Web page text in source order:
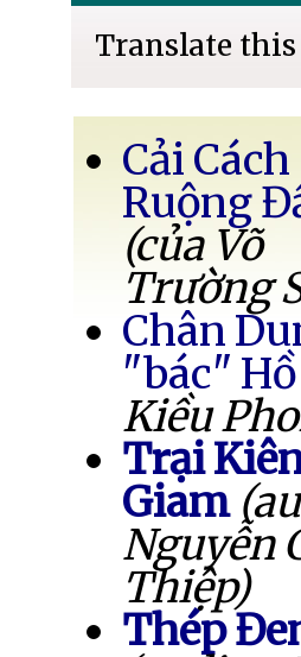
Translate this
Cải Cách
Ruộng
(của Võ
Trường
Chân
"bác" Hồ
Kiều
Trại
Giam
Nguyễn
Thiệp)
Thép